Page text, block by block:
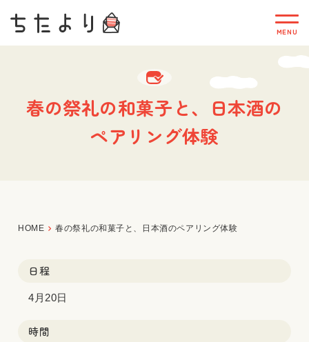
春の祭礼の和菓子と、日本酒の
ペアリング体験
HOME 春の祭礼の和菓子と、日本酒のペアリング体験
日程
4月20日
時間